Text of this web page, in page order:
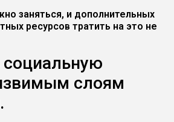
заняться, и дополнительных
ресурсов тратить на это не
социальную
слоям